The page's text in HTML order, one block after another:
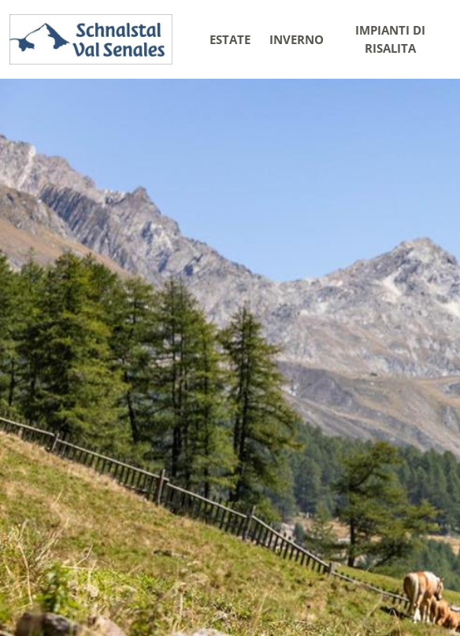
ESTATE INVERNO
IMPIANTI DI
RISALITA